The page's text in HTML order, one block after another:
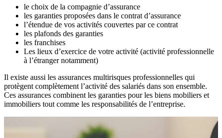
le choix de la compagnie d’assurance
les garanties proposées dans le contrat d’assurance
l’étendue de vos activités couvertes par ce contrat
les plafonds des garanties
les franchises
Les lieux d’exercice de votre activité (activité professionnelle
à l’étranger notamment)
Il existe aussi les assurances multirisques professionnelles qui
protègent complètement l’activité des salariés dans son ensemble.
Ces assurances combinent les garanties pour les biens mobiliers et
immobiliers tout comme les responsabilités de l’entreprise.